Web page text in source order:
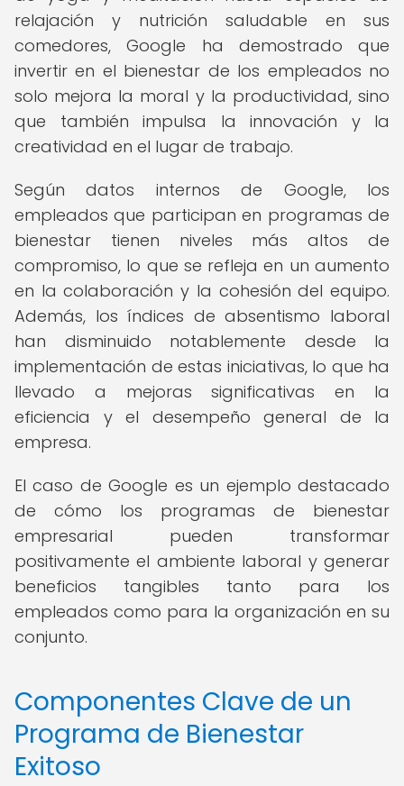
relajación y nutrición saludable en sus
comedores, Google ha demostrado que
invertir en el bienestar de los empleados no
solo mejora la moral y la productividad, sino
que también impulsa la innovación y la
creatividad en el lugar de trabajo.
Según datos internos de Google, los
empleados que participan en programas de
bienestar tienen niveles más altos de
compromiso, lo que se refleja en un aumento
en la colaboración y la cohesión del equipo.
Además, los índices de absentismo laboral
han disminuido notablemente desde la
implementación de estas iniciativas, lo que ha
llevado a mejoras significativas en la
eficiencia y el desempeño general de la
empresa.
El caso de Google es un ejemplo destacado
de cómo los programas de bienestar
empresarial pueden transformar
positivamente el ambiente laboral y generar
beneficios tangibles tanto para los
empleados como para la organización en su
conjunto.
Componentes Clave de un
Programa de Bienestar
Exitoso